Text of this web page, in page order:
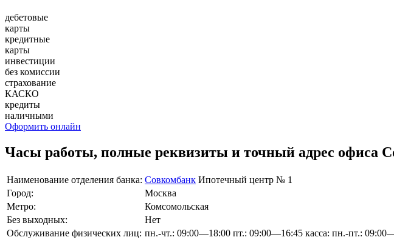
дебетовые
карты
кредитные
карты
инвестиции
без комиссии
страхование
КАСКО
кредиты
наличными
Оформить онлайн
Часы работы, полные реквизиты и точный адрес офиса
Наименование отделения банка: Совкомбанк Ипотечный центр № 1
Город:
Москва
Метро:
Комсомольская
Без выходных:
Нет
Обслуживание физических лиц: пн.-чт.: 09:00—18:00 пт.: 09:00—16:45 касса: пн.-пт.: